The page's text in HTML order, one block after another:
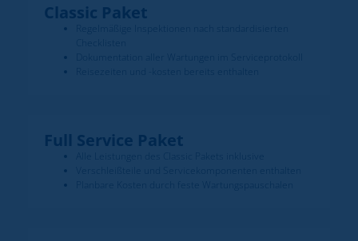
Classic Paket
Full Service Paket